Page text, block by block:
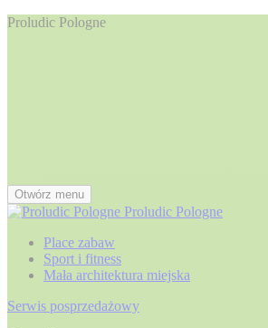
Proludic Pologne
Otwórz menu
Proludic Pologne
Place zabaw
Sport i fitness
Mała architektura miejska
Serwis posprzedażowy